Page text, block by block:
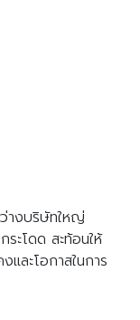
ว่างบริษัทใหญ่
ระโดด สะท้อนให้
ละโอกาสในการ